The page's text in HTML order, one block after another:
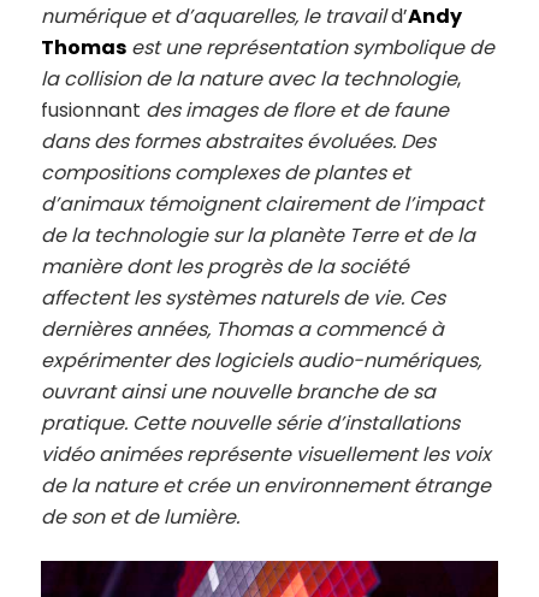
numérique et d’aquarelles, le travaild’Andy
Thomas est une représentation symbolique de
la collision de la nature avec la technologie,
fusionnant des images de flore et de faune
dans des formes abstraites évoluées. Des
compositions complexes de plantes et
d’animaux témoignent clairement de l’impact
de la technologie sur la planète Terre et de la
manière dont les progrès de la société
affectent les systèmes naturels de vie. Ces
dernières années, Thomas a commencé à
expérimenter des logiciels audio-numériques,
ouvrant ainsi une nouvelle branche de sa
pratique. Cette nouvelle série d’installations
vidéo animées représente visuellement les voix
de la nature et crée un environnement étrange
de son et de lumière.